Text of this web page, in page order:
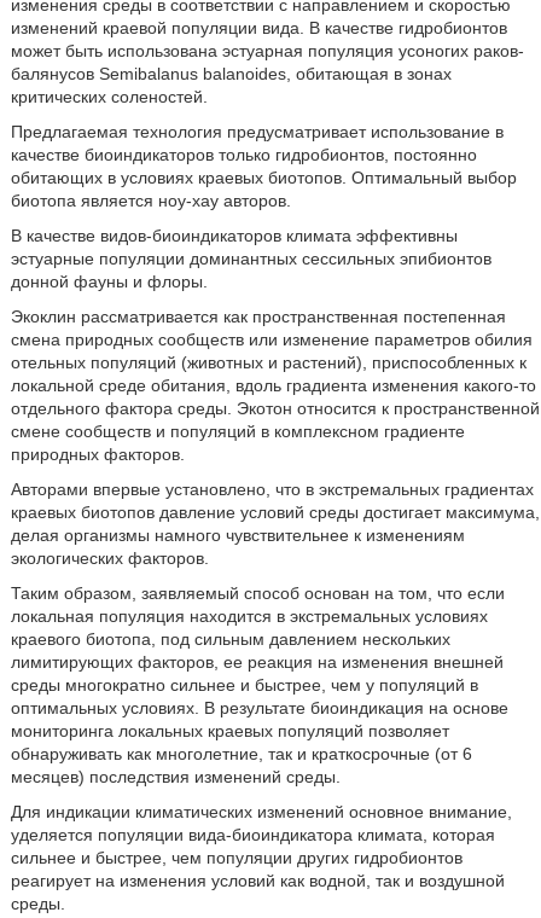
изменения среды в соответствии с направлением и скоростью
изменений краевой популяции вида. В качестве гидробионтов
может быть использована эстуарная популяция усоногих раков-
балянусов Semibalanus balanoides, обитающая в зонах
критических соленостей.
Предлагаемая технология предусматривает использование в
качестве биоиндикаторов только гидробионтов, постоянно
обитающих в условиях краевых биотопов. Оптимальный выбор
биотопа является ноу-хау авторов.
В качестве видов-биоиндикаторов климата эффективны
эстуарные популяции доминантных сессильных эпибионтов
донной фауны и флоры.
Экоклин рассматривается как пространственная постепенная
смена природных сообществ или изменение параметров обилия
отельных популяций (животных и растений), приспособленных к
локальной среде обитания, вдоль градиента изменения какого-то
отдельного фактора среды. Экотон относится к пространственной
смене сообществ и популяций в комплексном градиенте
природных факторов.
Авторами впервые установлено, что в экстремальных градиентах
краевых биотопов давление условий среды достигает максимума,
делая организмы намного чувствительнее к изменениям
экологических факторов.
Таким образом, заявляемый способ основан на том, что если
локальная популяция находится в экстремальных условиях
краевого биотопа, под сильным давлением нескольких
лимитирующих факторов, ее реакция на изменения внешней
среды многократно сильнее и быстрее, чем у популяций в
оптимальных условиях. В результате биоиндикация на основе
мониторинга локальных краевых популяций позволяет
обнаруживать как многолетние, так и краткосрочные (от 6
месяцев) последствия изменений среды.
Для индикации климатических изменений основное внимание,
уделяется популяции вида-биоиндикатора климата, которая
сильнее и быстрее, чем популяции других гидробионтов
реагирует на изменения условий как водной, так и воздушной
среды.